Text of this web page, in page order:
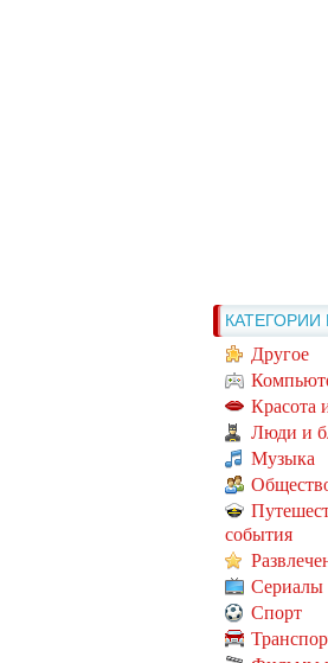
КАТЕГОРИИ
Другое
Красота
Люди и
Музыка
события
Сериалы
Спорт